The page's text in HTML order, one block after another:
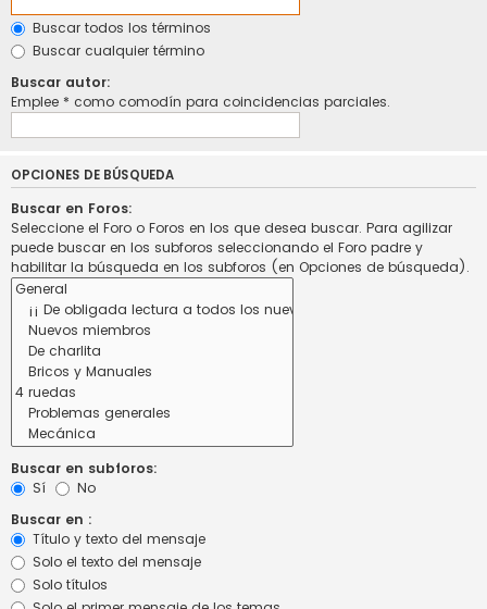
Buscar todos los términos
Buscar cualquier término
Buscar autor:
Emplee * como comodín para coincidencias parciales.
OPCIONES DE BÚSQUEDA
Buscar en Foros:
Seleccione el Foro o Foros en los que desea buscar. Para agilizar
puede buscar en los subforos seleccionando el Foro padre y
habilitar la búsqueda en los subforos (en Opciones de búsqueda).
Buscar en subforos:
Sí
No
Buscar en :
Título y texto del mensaje
Solo el texto del mensaje
Solo títulos